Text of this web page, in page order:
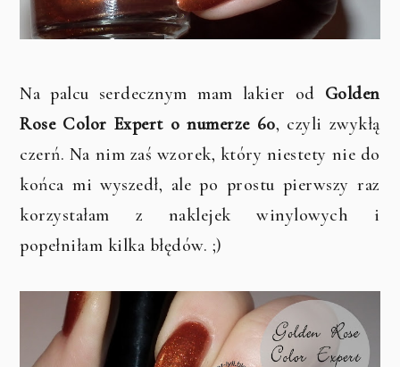
Na palcu serdecznym mam lakier od Golden
Rose Color Expert o numerze 60, czyli zwykłą
czerń. Na nim zaś wzorek, który niestety nie do
końca mi wyszedł, ale po prostu pierwszy raz
korzystałam z naklejek winylowych i
popełniłam kilka błędów. ;)